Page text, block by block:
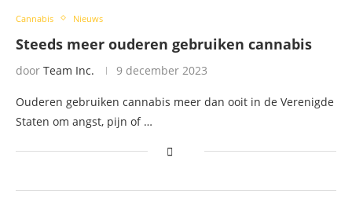
Cannabis Nieuws
Steeds meer ouderen gebruiken cannabis
door Team Inc. 9 december 2023
Ouderen gebruiken cannabis meer dan ooit in de Verenigde
Staten om angst, pijn of …